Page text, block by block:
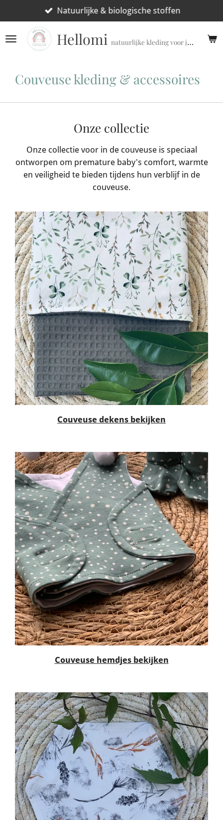
direct
naar
Hellomi natuurlijke kleding voor jouw prematuur!
Natuurlijke & biologische stoffen
Couveuse kleding & accessoires
Onze collectie
Onze collectie voor in de couveuse is speciaal
ontworpen om premature baby's comfort, warmte
en veiligheid te bieden tijdens hun verblijf in de
couveuse.
Couveuse dekens bekijken
Couveuse hemdjesbekijken